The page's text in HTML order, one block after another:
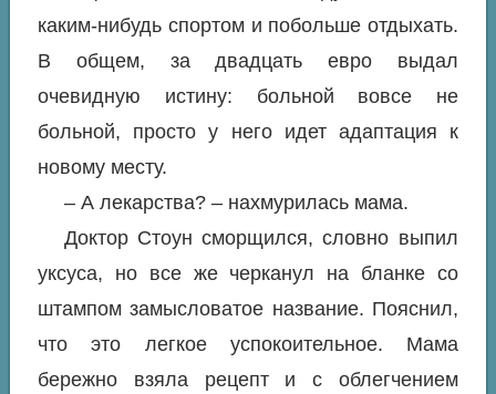
каким-нибудь спортом и побольше отдыхать.
В общем, за двадцать евро выдал
очевидную истину: больной вовсе не
больной, просто у него идет адаптация к
новому месту.
– А лекарства? – нахмурилась мама.
Доктор Стоун сморщился, словно выпил
уксуса, но все же черканул на бланке со
штампом замысловатое название. Пояснил,
что это легкое успокоительное. Мама
бережно взяла рецепт и с облегчением